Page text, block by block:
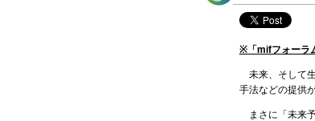
※「mifフォーラ
未来、そして
手法などの提供
まさに「未来